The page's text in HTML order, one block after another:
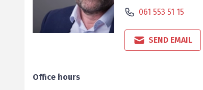
061 553 51 15
SEND EMAIL
Office hours